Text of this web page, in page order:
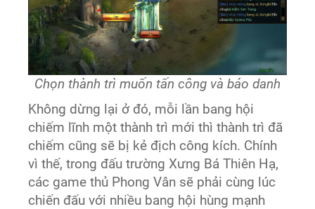
Chọn thành trì muốn tấn công và báo danh
Không dừng lại ở đó, mỗi lần bang hội
chiếm lĩnh một thành trì mới thì thành trì đã
chiếm cũng sẽ bị kẻ địch công kích. Chính
vì thế, trong đấu trường Xưng Bá Thiên Hạ,
các game thủ Phong Vân sẽ phải cùng lúc
chiến đấu với nhiều bang hội hùng mạnh